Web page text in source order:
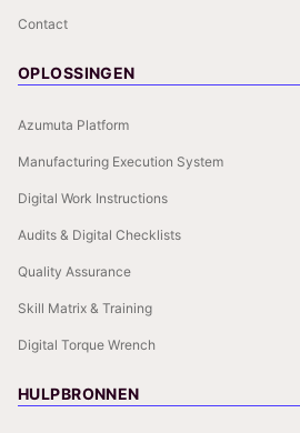
Contact
OPLOSSINGEN
Azumuta Platform
Manufacturing Execution System
Digital Work Instructions
Audits & Digital Checklists
Quality Assurance
Skill Matrix & Training
Digital Torque Wrench
HULPBRONNEN